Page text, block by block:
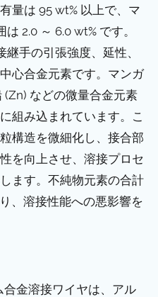
量は 95 wt% 以上で、マ
2.0 ～ 6.0 wt% です。
手の引張強度、延性、
心合金元素です。マンガ
(Zn) などの微量合金元素
組み込まれています。こ
構造を微細化し、接合部
を向上させ、溶接プロセ
ます。不純物元素の合計
、溶接性能への悪影響を
金溶接ワイヤは、アル